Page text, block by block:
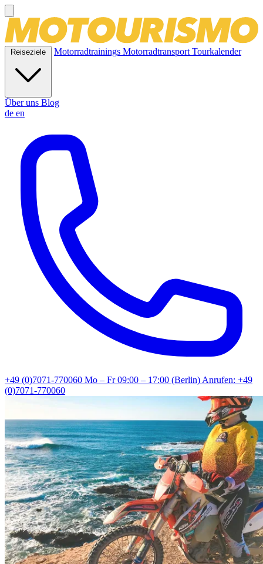
Reiseziele Motorradtrainings MotorradtransportTourkalender
Über uns Blog
de en
+49 (0)7071-770060 Mo – Fr 09:00 – 17:00 (Berlin)Anrufen: +49
(0)7071-770060